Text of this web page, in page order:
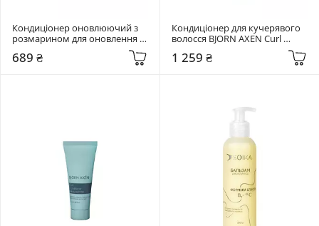
Кондиціонер оновлюючий з
розмарином для оновлення
Beaver Rosemary&Mint 350 мл
689 ₴
Кондиціонер для кучерявого
волосся BJORN AXEN Curl
1 259 ₴